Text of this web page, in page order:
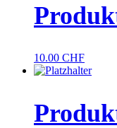
10.00 CHF